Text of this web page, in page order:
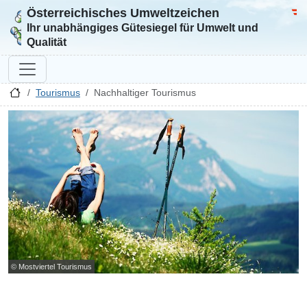
Zur Startseite
Österreichisches Umweltzeichen
Ihr unabhängiges Gütesiegel für Umwelt und
Qualität
Tourismus Nachhaltiger Tourismus
© Mostviertel Tourismus